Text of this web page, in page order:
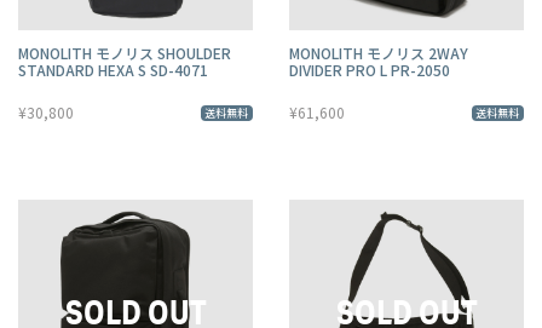
MONOLITH モノリス SHOULDER
STANDARD HEXA S SD-4071
¥30,800 送料無料
MONOLITH モノリス 2WAY
DIVIDER PRO L PR-2050
¥61,600 送料無料